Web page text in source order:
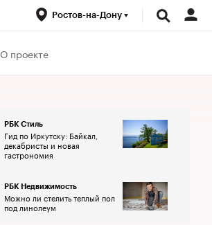
Ростов-на-Дону
О проекте
РБК Стиль
Гид по Иркутску: Байкал,
декабристы и новая
гастрономия
РБК Недвижимость
Можно ли стелить теплый пол
под линолеум